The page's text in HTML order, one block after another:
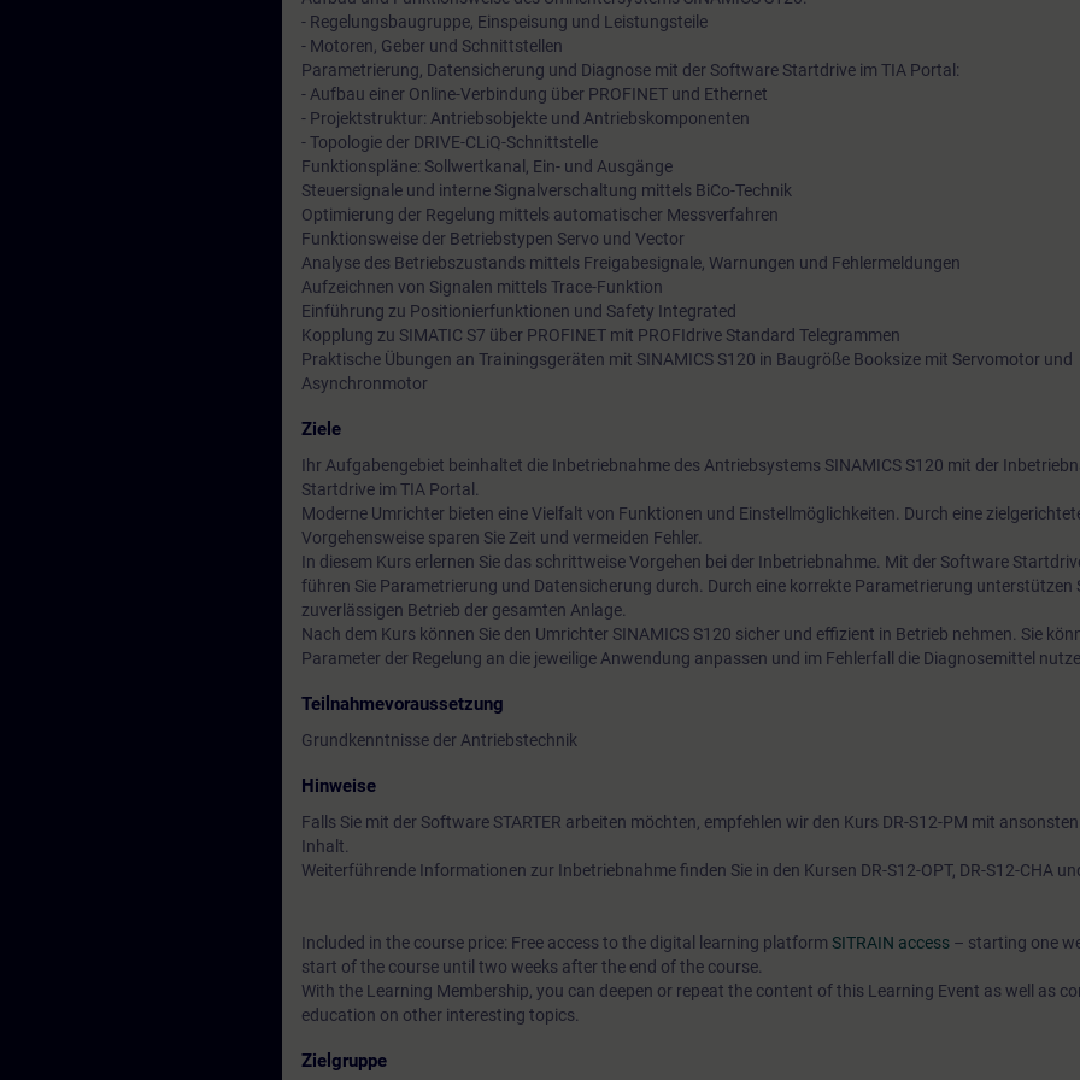
- Regelungsbaugruppe, Einspeisung und Leistungsteile
- Motoren, Geber und Schnittstellen
Parametrierung, Datensicherung und Diagnose mit der Software Startdrive im TIA Portal:
- Aufbau einer Online-Verbindung über PROFINET und Ethernet
- Projektstruktur: Antriebsobjekte und Antriebskomponenten
- Topologie der DRIVE-CLiQ-Schnittstelle
Funktionspläne: Sollwertkanal, Ein- und Ausgänge
Steuersignale und interne Signalverschaltung mittels BiCo-Technik
Optimierung der Regelung mittels automatischer Messverfahren
Funktionsweise der Betriebstypen Servo und Vector
Analyse des Betriebszustands mittels Freigabesignale, Warnungen und Fehlermeldungen
Aufzeichnen von Signalen mittels Trace-Funktion
Einführung zu Positionierfunktionen und Safety Integrated
Kopplung zu SIMATIC S7 über PROFINET mit PROFIdrive Standard Telegrammen
Praktische Übungen an Trainingsgeräten mit SINAMICS S120 in Baugröße Booksize mit Servomotor und
Asynchronmotor
Ziele
Ihr Aufgabengebiet beinhaltet die Inbetriebnahme des Antriebsystems SINAMICS S120 mit der
Startdrive im TIA Portal.
Moderne Umrichter bieten eine Vielfalt von Funktionen und Einstellmöglichkeiten. Durch eine
Vorgehensweise sparen Sie Zeit und vermeiden Fehler.
In diesem Kurs erlernen Sie das schrittweise Vorgehen bei der Inbetriebnahme. Mit der Software
führen Sie Parametrierung und Datensicherung durch. Durch eine korrekte Parametrierung unterstützen
zuverlässigen Betrieb der gesamten Anlage.
Nach dem Kurs können Sie den Umrichter SINAMICS S120 sicher und effizient in Betrieb nehmen. Sie
Parameter der Regelung an die jeweilige Anwendung anpassen und im Fehlerfall die Diagnosemittel
Teilnahmevoraussetzung
Grundkenntnisse der Antriebstechnik
Hinweise
Falls Sie mit der Software STARTER arbeiten möchten, empfehlen wir den Kurs DR-S12-PM mit
Inhalt.
Weiterführende Informationen zur Inbetriebnahme finden Sie in den Kursen DR-S12-OPT, DR-S12-CHA
Included in the course price: Free access to the digital learning platform SITRAIN access – starting one
start of the course until two weeks after the end of the course.
With the Learning Membership, you can deepen or repeat the content of this Learning Event as well as
education on other interesting topics.
Zielgruppe